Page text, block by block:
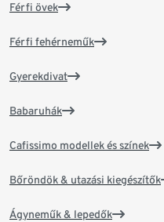
Férfi övek
Férfi fehérneműk
Gyerekdivat
Babaruhák
Cafissimo modellek és színek
Bőröndök & utazási kiegészítők
Ágyneműk & lepedők